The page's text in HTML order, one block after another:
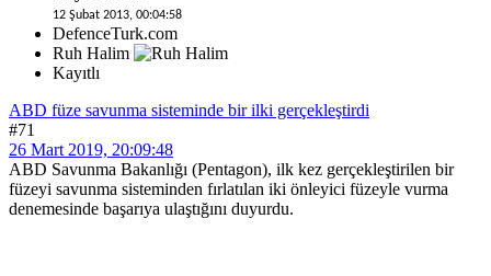
12 Şubat 2013, 00:04:58
DefenceTurk.com
Ruh Halim
Kayıtlı
ABD füze savunma sisteminde bir ilki gerçekleştirdi
#71
26 Mart 2019, 20:09:48
ABD Savunma Bakanlığı (Pentagon), ilk kez gerçekleştirilen bir
füzeyi savunma sisteminden fırlatılan iki önleyici füzeyle vurma
denemesinde başarıya ulaştığını duyurdu.